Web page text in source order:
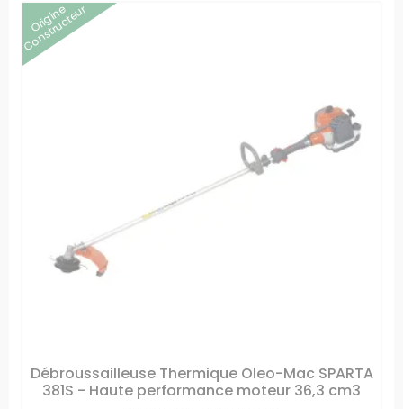
Origine
Constructeur
Débroussailleuse Thermique Oleo-Mac SPARTA
381S - Haute performance moteur 36,3 cm3